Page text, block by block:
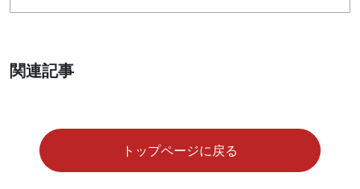
関連記事
トップページに戻る